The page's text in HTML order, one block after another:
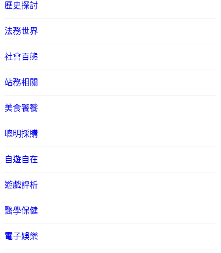
歷史探討
法務世界
社會百態
站務相關
美食饕餮
聰明採購
自遊自在
遊戲評析
醫學保健
電子娛樂